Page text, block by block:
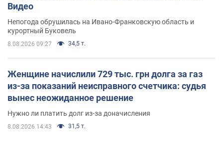
Видео
Непогода обрушилась на Ивано-Франковскую область и
курортный Буковель
8.08.2026 09:27 34,5 т.
Женщине начислили 729 тыс. грн долга за газ
из-за показаний неисправного счетчика: судья
вынес неожиданное решение
Нужно ли платить долг из-за доначисления
8.08.2026 14:43 31,5 т.